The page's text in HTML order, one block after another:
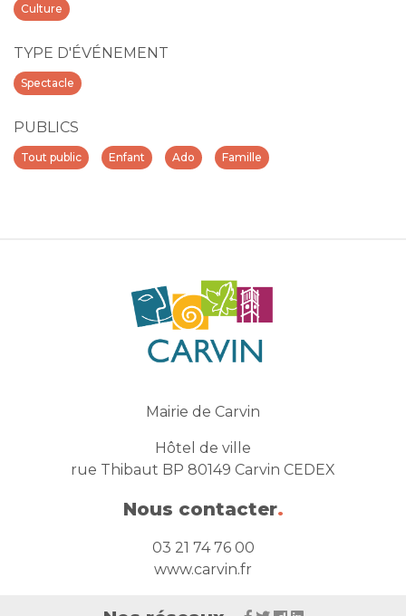
Culture
TYPE D'ÉVÉNEMENT
Spectacle
PUBLICS
Tout public Enfant Ado Famille
Mairie de Carvin
Hôtel de ville
rue Thibaut BP 80149 Carvin CEDEX
Nous contacter.
03 21 74 76 00
www.carvin.fr